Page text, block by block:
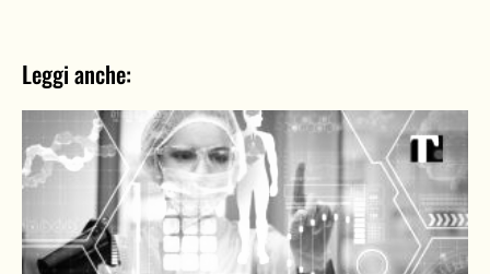
Leggi anche: